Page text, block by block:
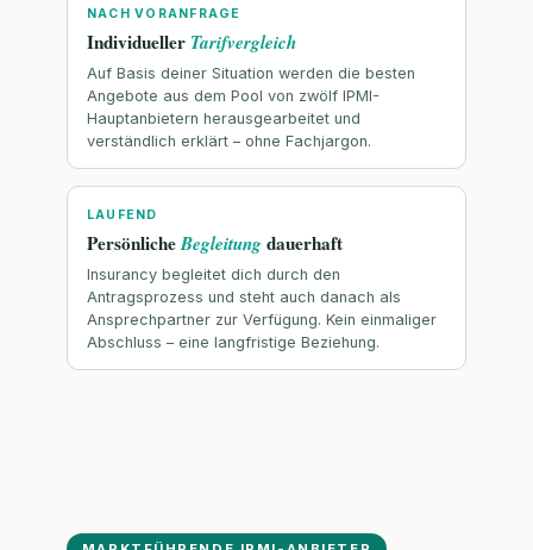
NACH VORANFRAGE
Individueller Tarifvergleich
Auf Basis deiner Situation werden die besten
Angebote aus dem Pool von zwölf IPMI-
Hauptanbietern herausgearbeitet und
verständlich erklärt – ohne Fachjargon.
LAUFEND
PersönlicheBegleitungdauerhaft
Insurancy begleitet dich durch den
Antragsprozess und steht auch danach als
Ansprechpartner zur Verfügung. Kein einmaliger
Abschluss – eine langfristige Beziehung.